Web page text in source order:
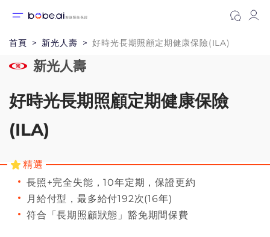
首頁 新光人壽 好時光長期照顧定期健康保險(ILA)
新光人壽
好時光長期照顧定期健康保險
(ILA)
精選
長照+完全失能，10年定期，保證更約
月給付型，最多給付192次(16年)
符合「長期照顧狀態」豁免期間保費